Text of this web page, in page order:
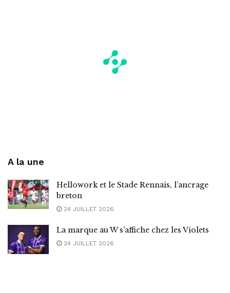
A la une
Hellowork et le Stade Rennais, l’ancrage
breton
24 JUILLET 2026
La marque au W s’affiche chez les Violets
24 JUILLET 2026